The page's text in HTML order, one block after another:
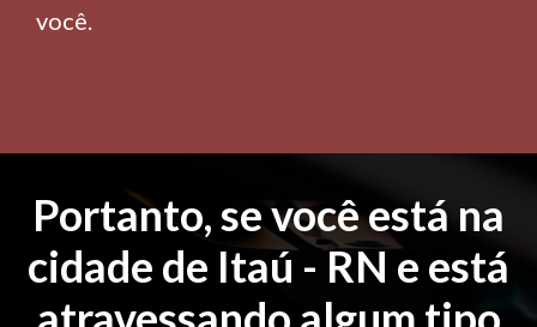
você.
Portanto, se você está na
cidade de Itaú - RN e está